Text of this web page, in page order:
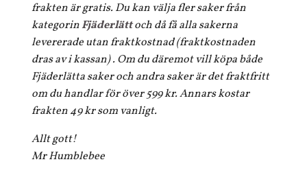
frakten är gratis. Du kan välja fler saker från
kategorinFjäderlättoch då få alla sakerna
levererade utan fraktkostnad (fraktkostnaden
dras av i kassan) . Om du däremot vill köpa både
Fjäderlätta saker och andra saker är det fraktfritt
om du handlar för över 599 kr. Annars kostar
frakten 49 kr som vanligt.
Allt gott!
Mr Humblebee